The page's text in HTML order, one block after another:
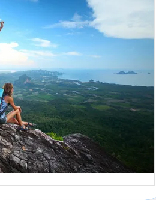
تحسين خدمات رقم شركة
سياحة: أفضل الطرق
لجذب الزبائن وتحقيق
النجاح
رقم شركة سياحة هو عامل
أساسي لجذب الزبائن وتحقيق
النجاح…